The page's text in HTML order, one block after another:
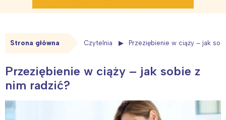
Strona główna Czytelnia Przeziębienie w ciąży – jak
Przeziębienie w ciąży – jak sobie z
nim radzić?